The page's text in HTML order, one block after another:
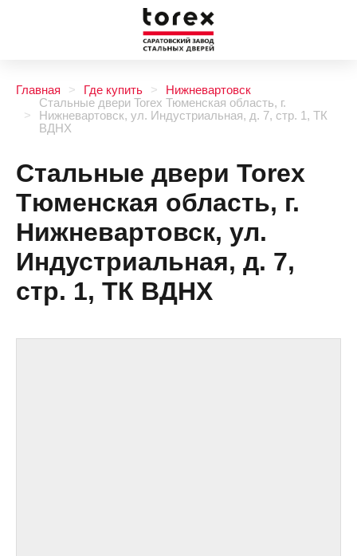
Главная Где купить
Нижневартовск
Стальные двери Torex Тюменская область, г.
Нижневартовск, ул. Индустриальная, д. 7, стр. 1, ТК
ВДНХ
Стальные двери Torex
Тюменская область, г.
Нижневартовск, ул.
Индустриальная, д. 7,
стр. 1, ТК ВДНХ